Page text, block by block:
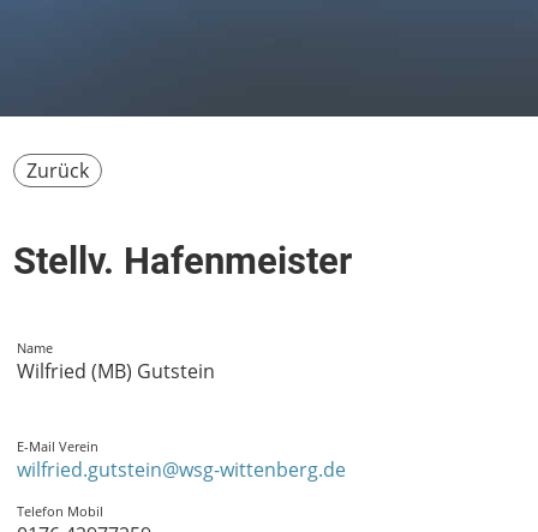
Zurück
Stellv. Hafenmeister
Name
Wilfried (MB) Gutstein
E-Mail Verein
wilfried.gutstein@wsg-wittenberg.de
Telefon Mobil